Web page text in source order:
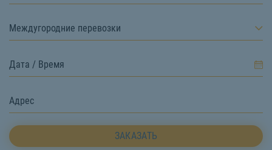
Междугородние перевозки
ЗАКАЗАТЬ